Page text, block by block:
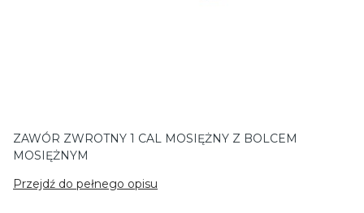
ZAWÓR ZWROTNY 1 CAL MOSIĘŻNY Z BOLCEM
MOSIĘŻNYM
Przejdź do pełnego opisu